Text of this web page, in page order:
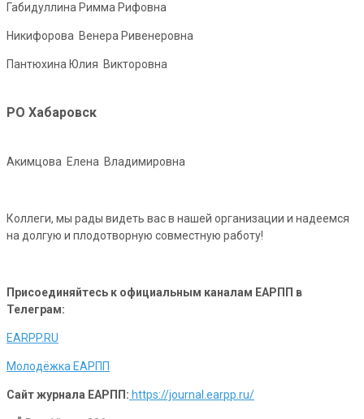
Габидуллина Римма Рифовна
Никифорова Венера Ривенеровна
Пантюхина Юлия Викторовна
РО Хабаровск
Акимцова Елена Владимировна
Коллеги, мы рады видеть вас в нашей организации и надеемся
на долгую и плодотворную совместную работу!
Присоединяйтесь к официальным каналам ЕАРПП в
Телеграм:
EARPP.RU
Молодёжка ЕАРПП
Сайт журнала ЕАРПП: https://journal.earpp.ru/